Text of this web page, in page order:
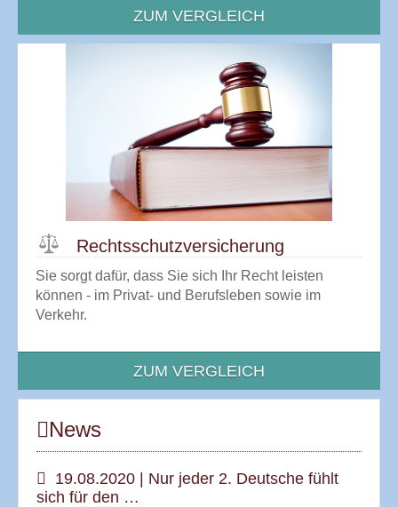
ZUM VERGLEICH
Rechtsschutz­versicherung
Sie sorgt dafür, dass Sie sich Ihr Recht leisten
können - im Privat- und Berufsleben sowie im
Verkehr.
ZUM VERGLEICH
News
19.08.2020 | Nur jeder 2. Deutsche fühlt
sich für den …